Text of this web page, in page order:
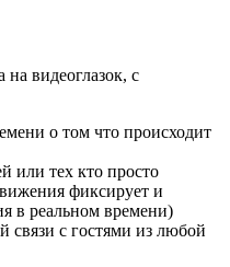
видеоглазок, с
о том что происходит
или тех кто просто
фиксирует и
в реальном времени)
связи с гостями из любой